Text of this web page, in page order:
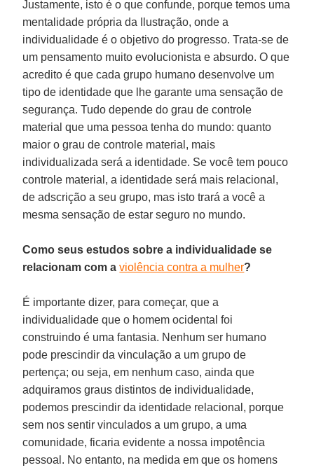
Justamente, isto é o que confunde, porque temos uma
mentalidade própria da Ilustração, onde a
individualidade é o objetivo do progresso. Trata-se de
um pensamento muito evolucionista e absurdo. O que
acredito é que cada grupo humano desenvolve um
tipo de identidade que lhe garante uma sensação de
segurança. Tudo depende do grau de controle
material que uma pessoa tenha do mundo: quanto
maior o grau de controle material, mais
individualizada será a identidade. Se você tem pouco
controle material, a identidade será mais relacional,
de adscrição a seu grupo, mas isto trará a você a
mesma sensação de estar seguro no mundo.
Como seus estudos sobre a individualidade se
relacionam com aviolência contra a mulher?
É importante dizer, para começar, que a
individualidade que o homem ocidental foi
construindo é uma fantasia. Nenhum ser humano
pode prescindir da vinculação a um grupo de
pertença; ou seja, em nenhum caso, ainda que
adquiramos graus distintos de individualidade,
podemos prescindir da identidade relacional, porque
sem nos sentir vinculados a um grupo, a uma
comunidade, ficaria evidente a nossa impotência
pessoal. No entanto, na medida em que os homens